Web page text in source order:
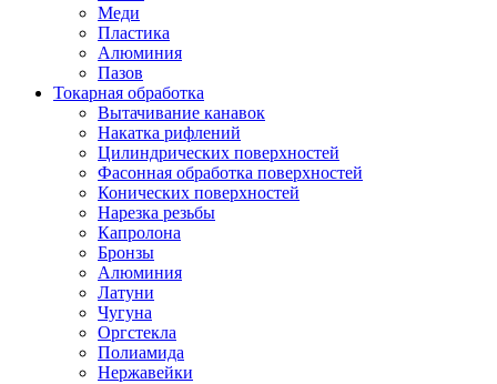
Меди
Пластика
Алюминия
Пазов
Токарная обработка
Вытачивание канавок
Накатка рифлений
Цилиндрических поверхностей
Фасонная обработка поверхностей
Конических поверхностей
Нарезка резьбы
Капролона
Бронзы
Алюминия
Латуни
Чугуна
Оргстекла
Полиамида
Нержавейки